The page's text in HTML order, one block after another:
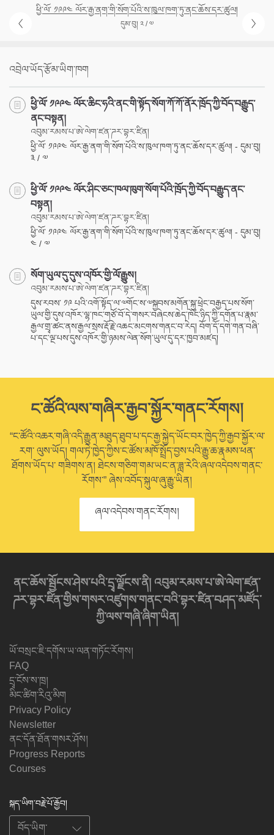
ཕྱི་ལོ་ ༡༩༩༤ ལོར་རྒྱ་ནག་གི་སོག་པོའི་ས་ཁུལ་ཁག་ཏུ་ནང་ཆོས་དར་ཚུལ།
དུམ་བུ། ༢ / ༧
འབྲེལ་ཡོད་རྩོམ་ཡིག་ཁག
ཕྱི་ལོ་ ༡༩༩༤ ལོར་ཆིང་ཧའི་ནང་གི་སྟོད་སོག་ཀོ་ཀོ་ནོར་ཁྲོད་ཀྱི་བོད་བརྒྱུད་
ནང་བསྟན།
འབུམ་རམས་པ་ཨེ་ལེག་ཛན་ཌར་བྷར་ཛིན།
ཕྱི་ལོ་ ༡༩༩༤ ལོར་རྒྱ་ནག་གི་སོག་པོའི་ས་ཁུལ་ཁག་ཏུ་ནང་ཆོས་དར་ཚུལ། - དུམ་བུ།
༣ / ༧
ཕྱི་ལོ་ ༡༩༩༤ ལོར་ཤིང་ཅང་ཁལ་ཁུག་སོག་པོའི་ཁྲོད་ཀྱི་བོད་བརྒྱུད་ནང་
བསྟན།
འབུམ་རམས་པ་ཨེ་ལེག་ཛན་ཌར་བྷར་ཛིན།
ཕྱི་ལོ་ ༡༩༩༤ ལོར་རྒྱ་ནག་གི་སོག་པོའི་ས་ཁུལ་ཁག་ཏུ་ནང་ཆོས་དར་ཚུལ། - དུམ་བུ།
༤ / ༧
སོག་ཡུལ་དུ་དུས་འཁོར་གྱི་ལོ་རྒྱུས།
འབུམ་རམས་པ་ཨེ་ལེག་ཛན་ཌར་བྷར་ཛིན།
དུས་རབས་ ༡༩ པའི་འགོ་སྟོད་ལ་༧གོང་ས་༧སྐྱབས་མགོན་སྐུ་ཕྲེང་བརྒྱད་པས་སོག་
ཡུལ་གྱི་དུས་འཁོར་ལྷ་ཁང་གཙོ་བོ་དེ་གསར་བཞེངས་ཆེད་ཁོང་ཉིད་ཀྱི་དགོན་པ་རྣམ་
རྒྱལ་གྲྭ་ཚང་ནས་རྒྱལ་སྲས་རྡོ་རྗེ་འཆང་མངགས་གནང་བ་རེད། བོག་དོ་དགེ་གན་བཞི་
པ་དང་ལྔ་པས་དུས་འཁོར་གྱི་ཉམས་ལེན་སོག་ཡུལ་དུ་དར་ཁྱབ་མཛད།
ང་ཚོའི་ལས་གཞིར་རྒྱབ་སྐྱོར་གནང་རོགས།
“ང་ཚོའི་འཆར་གཞི་འདི་རྒྱུན་མཐུད་ཐུབ་པ་དང་རྒྱ་སྐྱེད་ཡོང་བར་ཁྱེད་ཀྱི་རྒྱབ་སྐྱོར་ལ་
རག་ ལུས་ཡོད། གལ་ཏེ་ཁྱེད་ཀྱིས་ང་ཚོས་མཁོ་སྤྲོད་བྱས་པའི་རྒྱུ་ཆ་རྣམས་ཕན་
ཐོགས་ཡོད་པ་ གཟིགས་ན། ཐེངས་གཅིག་གམ་ཡང་ན་ཟླ་རེའི་ཞལ་འདེབས་གནང་
རོགས་” ཞེས་འབོད་སྐུལ་ཞུ་རྒྱུ་ཡིན།
ཞལ་འདེབས་གནང་རོགས།
ནང་ཆོས་སྦྱོངས་ཤེས་པའི་དྲྭ་ལྗོངས་ནི། འབུམ་རམས་པ་ཨེ་ལེག་ཛན་
ཌར་བྷར་ཛིན་གྱིས་གསར་འཛུགས་གནང་བའི་བྷར་ཛིན་བཤད་མཛོད་
ཀྱི་ལས་གཞི་ཞིག་ཡིན།
ཡོ་བསྲང་ཇི་དགོས་ཡ་ལན་གཏོང་རོགས།
FAQ
དྲྭ་ངོས་ས་ཁྲ།
མིང་ཚིག་རིའུ་མིག
Privacy Policy
Newsletter
ནང་དོན་ཐོན་གསར་ཤོས།
Progress Reports
Courses
སྐད་ཡིག་བརྗེ་པོ་རྒྱོབ།